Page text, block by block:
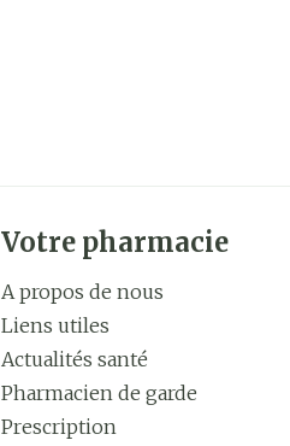
Votre pharmacie
A propos de nous
Liens utiles
Actualités santé
Pharmacien de garde
Prescription